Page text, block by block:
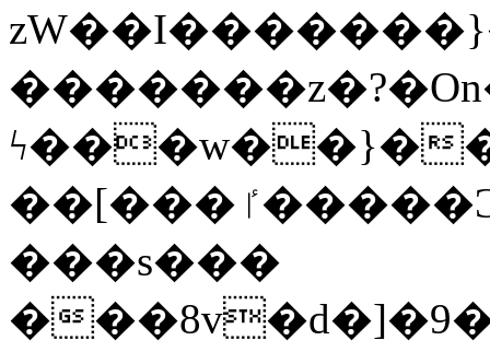
ϟ���w��}�
��[���ٵ�����Ͻ���������x�ս��Apq�����޻�V����O�cp����ٝy{����:�k�ןNݯOOCyx6���&���?
���s���
�